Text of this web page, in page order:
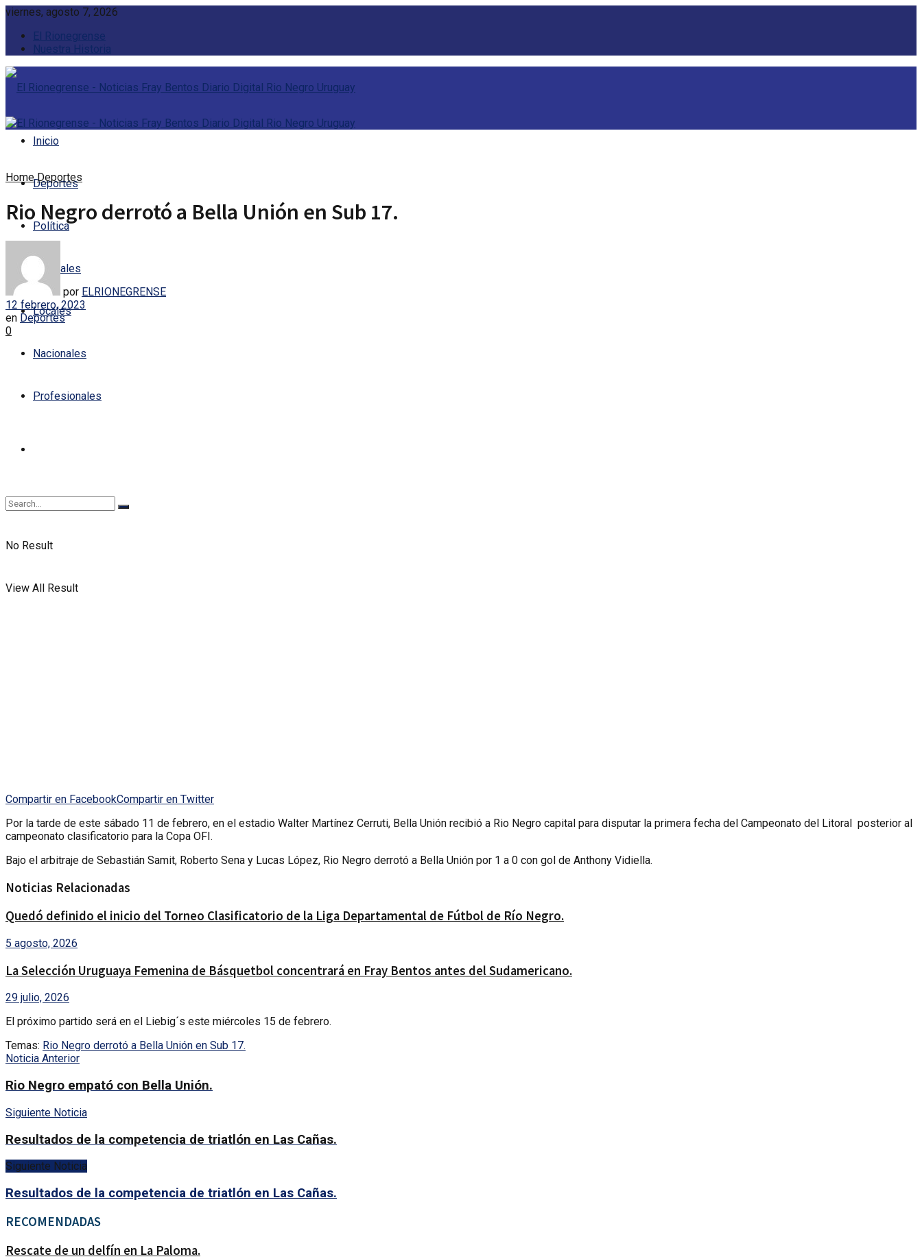
viernes, agosto 7, 2026
El Rionegrense
Nuestra Historia
Inicio
Deportes
Política
Policiales
Locales
Nacionales
Profesionales
No Result
View All Result
Home Deportes
Rio Negro derrotó a Bella Unión en Sub 17.
por ELRIONEGRENSE
12 febrero, 2023
en Deportes
0
Compartir en FacebookCompartir en Twitter
Por la tarde de este sábado 11 de febrero, en el estadio Walter Martínez Cerruti, Bella Unión recibió a Rio Negro capital para disputar la primera fecha del Campeonato del Litoral posterior al
campeonato clasificatorio para la Copa OFI.
Bajo el arbitraje de Sebastián Samit, Roberto Sena y Lucas López, Rio Negro derrotó a Bella Unión por 1 a 0 con gol de Anthony Vidiella.
Noticias Relacionadas
Quedó definido el inicio del Torneo Clasificatorio de la Liga Departamental de Fútbol de Río Negro.
5 agosto, 2026
La Selección Uruguaya Femenina de Básquetbol concentrará en Fray Bentos antes del Sudamericano.
29 julio, 2026
El próximo partido será en el Liebig´s este miércoles 15 de febrero.
Temas: Rio Negro derrotó a Bella Unión en Sub 17.
Noticia Anterior
Rio Negro empató con Bella Unión.
Siguiente Noticia
Resultados de la competencia de triatlón en Las Cañas.
Siguiente Noticia
Resultados de la competencia de triatlón en Las Cañas.
RECOMENDADAS
Rescate de un delfín en La Paloma.